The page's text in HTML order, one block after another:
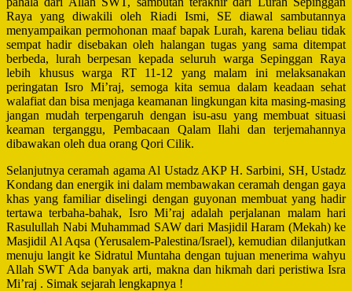
Raya yang diwakili oleh Riadi Ismi, SE diawal sambutannya
menyampaikan permohonan maaf bapak Lurah, karena beliau tidak
sempat hadir disebakan oleh halangan tugas yang sama ditempat
berbeda, lurah berpesan kepada seluruh warga Sepinggan Raya
lebih khusus warga RT 11-12 yang malam ini melaksanakan
peringatan Isro Mi’raj, semoga kita semua dalam keadaan sehat
walafiat dan bisa menjaga keamanan lingkungan kita masing-masing
jangan mudah terpengaruh dengan isu-asu yang membuat situasi
keaman terganggu, Pembacaan Qalam Ilahi dan terjemahannya
dibawakan oleh dua orang Qori Cilik.
Selanjutnya ceramah agama Al Ustadz AKP H. Sarbini, SH, Ustadz
Kondang dan energik ini dalam membawakan ceramah dengan gaya
khas yang familiar diselingi dengan guyonan membuat yang hadir
tertawa terbaha-bahak, Isro Mi’rajadalah perjalanan malam hari
Rasulullah Nabi Muhammad SAW dari Masjidil Haram (Mekah) ke
Masjidil Al Aqsa (Yerusalem-Palestina/Israel), kemudian dilanjutkan
menuju langit ke Sidratul Muntaha dengan tujuan menerima wahyu
Allah SWT Ada banyak arti, makna dan hikmah dari peristiwa Isra
Mi’raj . Simak sejarah lengkapnya !